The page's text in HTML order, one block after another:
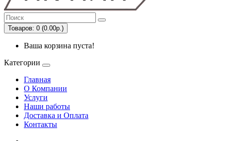
Товаров: 0 (0.00р.)
Ваша корзина пуста!
Категории
Главная
О Компании
Услуги
Наши работы
Доставка и Оплата
Контакты